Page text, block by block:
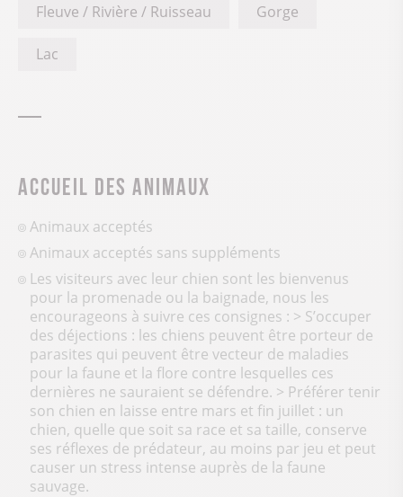
Fleuve / Rivière / Ruisseau Gorge
Lac
Accueil des animaux
Animaux acceptés
Animaux acceptés sans suppléments
Les visiteurs avec leur chien sont les bienvenus
pour la promenade ou la baignade, nous les
encourageons à suivre ces consignes : > S’occuper
des déjections : les chiens peuvent être porteur de
parasites qui peuvent être vecteur de maladies
pour la faune et la flore contre lesquelles ces
dernières ne sauraient se défendre. > Préférer tenir
son chien en laisse entre mars et fin juillet : un
chien, quelle que soit sa race et sa taille, conserve
ses réflexes de prédateur, au moins par jeu et peut
causer un stress intense auprès de la faune
sauvage.